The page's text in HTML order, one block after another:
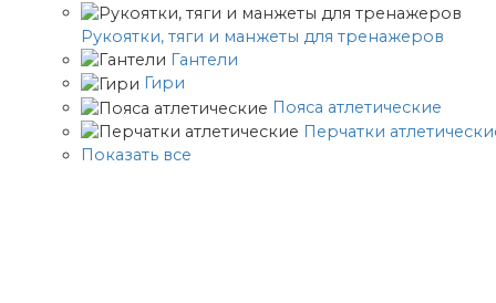
Рукоятки, тяги и манжеты для тренажеров
Гантели
Гири
Пояса атлетические
Перчатки
Показать все